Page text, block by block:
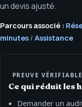
un devis ajusté.
Parcours associé :
minutes / Assistance
PREUVE VÉRIFIABLE
Ce qui réduit les
Demander un